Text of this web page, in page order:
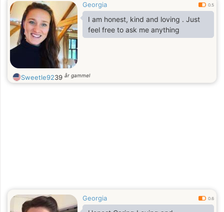
Georgia 0.5
I am honest, kind and loving . Just
feel free to ask me anything
Sweetle9239 år gammel
Georgia 0.6